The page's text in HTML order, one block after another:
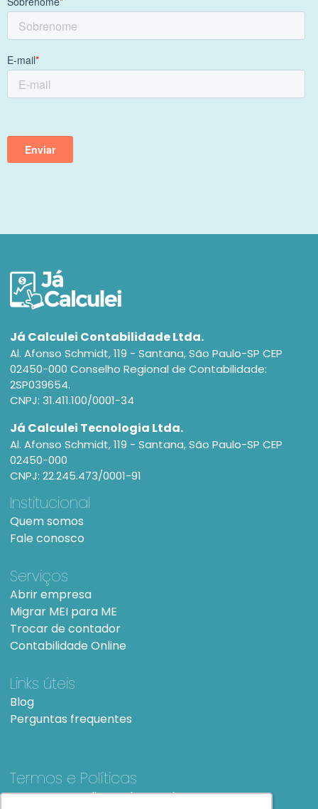
Já Calculei Contabilidade Ltda.
Al. Afonso Schmidt, 119 - Santana, São Paulo-SP CEP
02450-000 Conselho Regional de Contabilidade:
2SP039654.
CNPJ: 31.411.100/0001-34
Já Calculei Tecnologia Ltda.
Al. Afonso Schmidt, 119 - Santana, São Paulo-SP CEP
02450-000
CNPJ: 22.245.473/0001-91
Institucional
Quem somos
Fale conosco
Serviços
Abrir empresa
Migrar MEI para ME
Trocar de contador
Contabilidade Online
Links úteis
Blog
Perguntas frequentes
Termos e Políticas
Termos e condições de UsoSiteMap